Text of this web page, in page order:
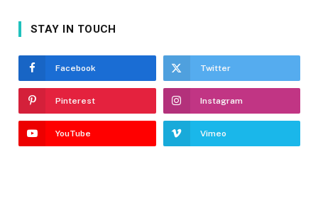
STAY IN TOUCH
Facebook Twitter
Pinterest Instagram
YouTube Vimeo